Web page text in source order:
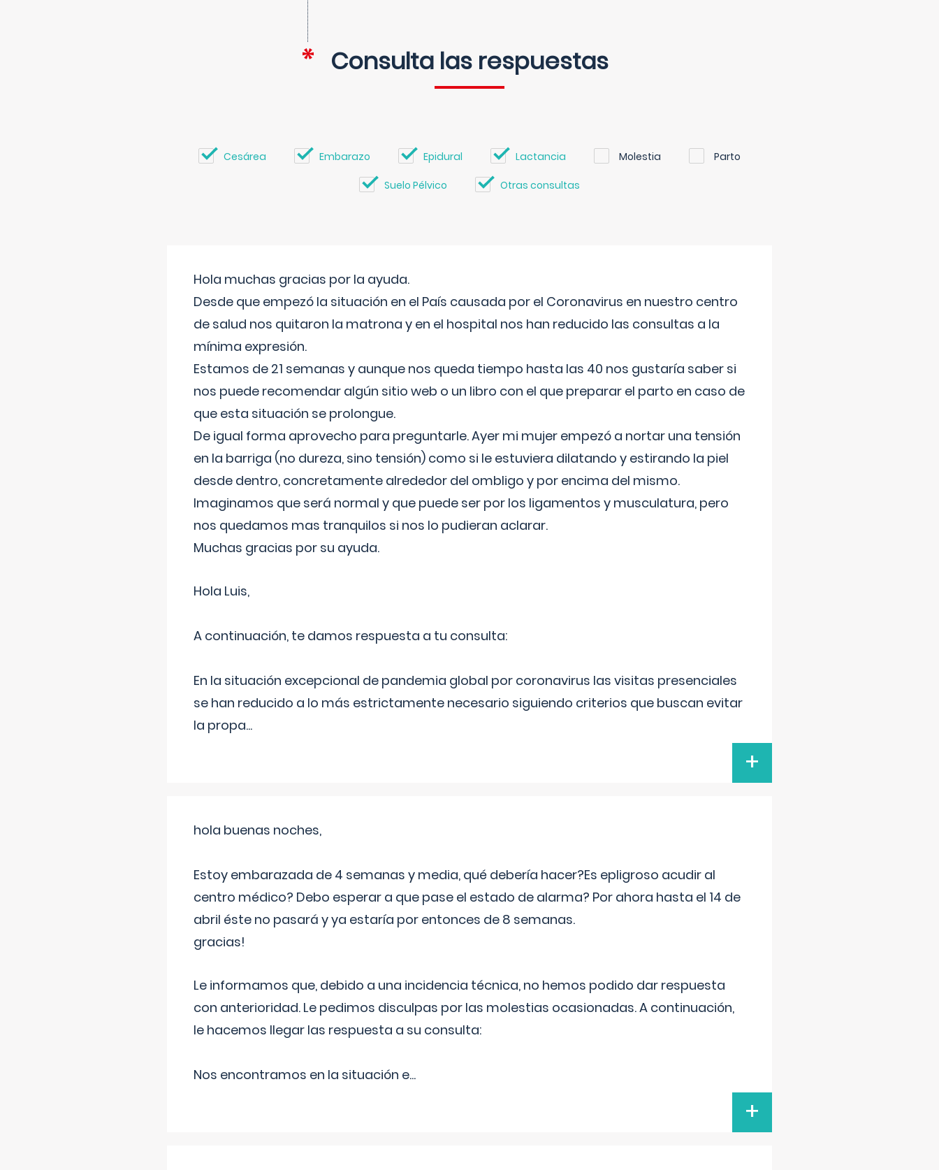
Consulta las respuestas
Cesárea Embarazo Epidural Lactancia Molestia Parto
Suelo Pélvico Otras consultas
Hola muchas gracias por la ayuda.
Desde que empezó la situación en el País causada por el Coronavirus en nuestro centro
de salud nos quitaron la matrona y en el hospital nos han reducido las consultas a la
mínima expresión.
Estamos de 21 semanas y aunque nos queda tiempo hasta las 40 nos gustaría saber si
nos puede recomendar algún sitio web o un libro con el que preparar el parto en caso de
que esta situación se prolongue.
De igual forma aprovecho para preguntarle. Ayer mi mujer empezó a nortar una tensión
en la barriga (no dureza, sino tensión) como si le estuviera dilatando y estirando la piel
desde dentro, concretamente alrededor del ombligo y por encima del mismo.
Imaginamos que será normal y que puede ser por los ligamentos y musculatura, pero
nos quedamos mas tranquilos si nos lo pudieran aclarar.
Muchas gracias por su ayuda.
Hola Luis,
A continuación, te damos respuesta a tu consulta:
En la situación excepcional de pandemia global por coronavirus las visitas presenciales
se han reducido a lo más estrictamente necesario siguiendo criterios que buscan evitar
la propa...
+
hola buenas noches,
Estoy embarazada de 4 semanas y media, qué debería hacer?Es epligroso acudir al
centro médico? Debo esperar a que pase el estado de alarma? Por ahora hasta el 14 de
abril éste no pasará y ya estaría por entonces de 8 semanas.
gracias!
Le informamos que, debido a una incidencia técnica, no hemos podido dar respuesta
con anterioridad. Le pedimos disculpas por las molestias ocasionadas. A continuación,
le hacemos llegar las respuesta a su consulta:
Nos encontramos en la situación e...
+